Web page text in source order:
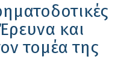
και
τομέα της